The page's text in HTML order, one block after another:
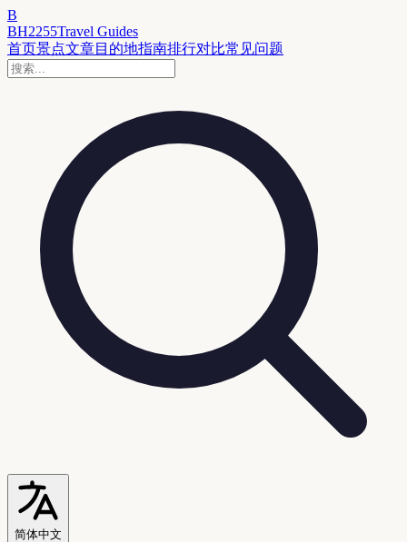
B
BH2255Travel Guides
首页景点文章目的地指南排行对比常见问题
简体中文